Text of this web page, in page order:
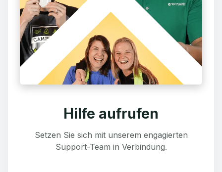
Hilfe aufrufen
Setzen Sie sich mit unserem engagierten
Support-Team in Verbindung.